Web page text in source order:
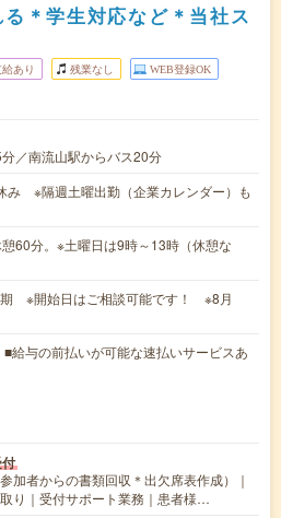
＊学生対応など＊当社ス
あり 残業なし WEB登録OK
／南流山駅からバス20分
※隔週土曜出勤（企業カレンダー）も
60分。※土曜日は9時～13時（休憩な
期 ※開始日はご相談可能です！ ※8月
与の前払いが可能な速払いサービスあ
加者からの書類回収＊出欠席表作成）｜
り｜受付サポート業務｜患者様…